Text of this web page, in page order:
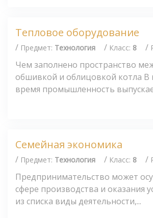
Тепловое оборудование
/ Предмет: Технология / Класс: 8 /
Чем заполнено пространство
обшивкой и облицовкой котла В
время промышленность
Семейная экономика
/ Предмет: Технология / Класс: 8 /
Предпринимательство может
сфере производства и оказания
из списка виды деятельности,...